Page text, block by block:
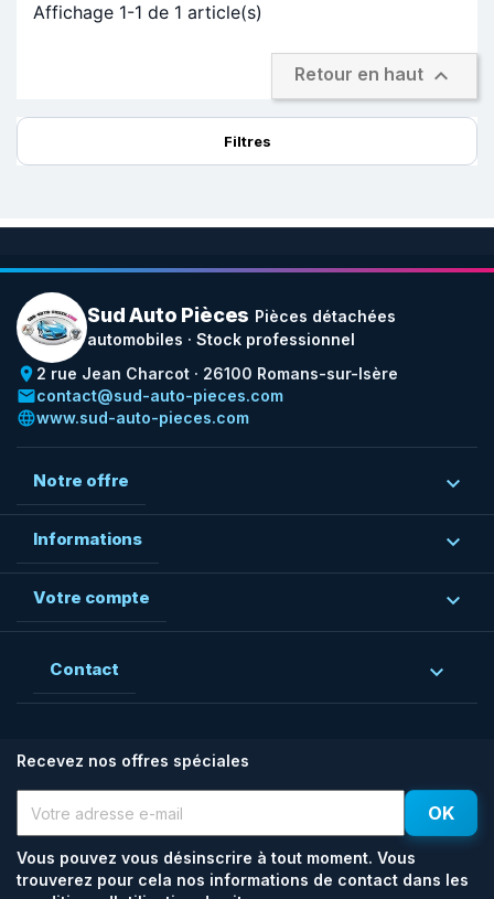
Affichage 1-1 de 1 article(s)
Retour en haut 
Filtres
Sud Auto Pièces Pièces détachées
automobiles · Stock professionnel
place 2 rue Jean Charcot · 26100 Romans-sur-Isère
emailcontact@sud-auto-pieces.com
languagewww.sud-auto-pieces.com
Notre offre 
Informations 
Votre compte 
Contact 
Recevez nos offres spéciales
Vous pouvez vous désinscrire à tout moment. Vous
trouverez pour cela nos informations de contact dans les